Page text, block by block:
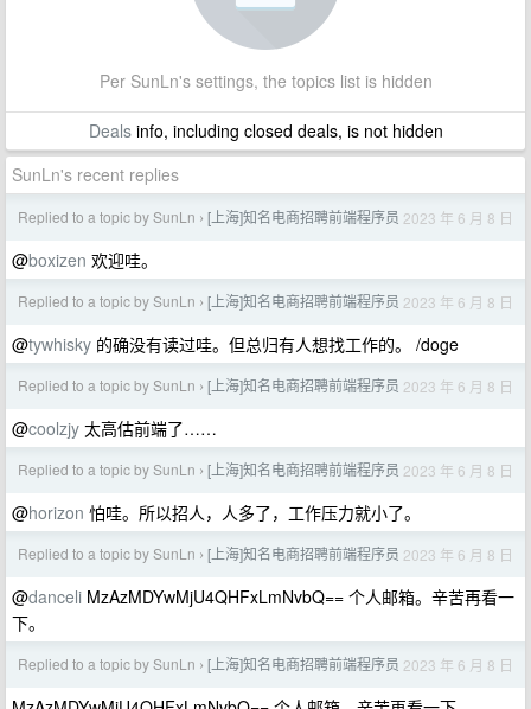
Per SunLn's settings, the topics list is hidden
Dealsinfo, including closed deals, is not hidden
SunLn's recent replies
Replied to a topic by SunLn › [上海]知名电商招聘前端程序员 2023 年 6 月 8 日
@boxizen 欢迎哇。
Replied to a topic by SunLn › [上海]知名电商招聘前端程序员 2023 年 6 月 8 日
@tywhisky 的确没有读过哇。但总归有人想找工作的。 /doge
Replied to a topic by SunLn › [上海]知名电商招聘前端程序员 2023 年 6 月 8 日
@coolzjy 太高估前端了……
Replied to a topic by SunLn › [上海]知名电商招聘前端程序员 2023 年 6 月 8 日
@horizon 怕哇。所以招人，人多了，工作压力就小了。
Replied to a topic by SunLn › [上海]知名电商招聘前端程序员 2023 年 6 月 8 日
@danceli MzAzMDYwMjU4QHFxLmNvbQ== 个人邮箱。辛苦再看一
下。
Replied to a topic by SunLn › [上海]知名电商招聘前端程序员 2023 年 6 月 8 日